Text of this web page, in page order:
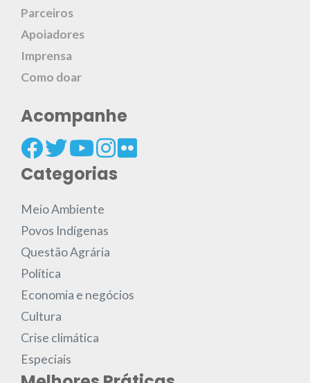
Parceiros
Apoiadores
Imprensa
Como doar
Acompanhe
Categorias
Meio Ambiente
Povos Indígenas
Questão Agrária
Política
Economia e negócios
Cultura
Crise climática
Especiais